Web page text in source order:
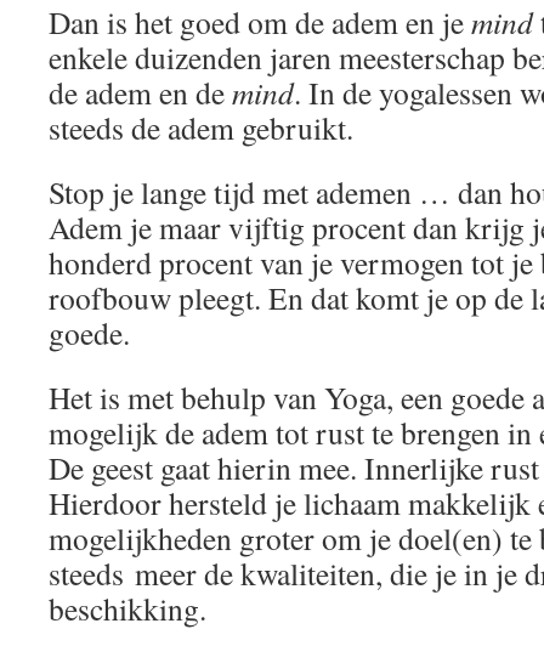
Dan is het goed om de adem en jemind
enkele duizenden jaren meesterschap
de adem en demind. In de yogalessen
steeds de adem gebruikt.
Stop je lange tijd met ademen … dan
Adem je maar vijftig procent dan krijg
honderd procent van je vermogen tot
roofbouw pleegt. En dat komt je op de
goede.
Het is met behulp van Yoga, een
mogelijk de adem tot rust te brengen
De geest gaat hierin mee. Innerlijke
Hierdoor hersteld je lichaam makkelijk
mogelijkheden groter om je doel(en)
steeds meer de kwaliteiten, die je in je
beschikking.